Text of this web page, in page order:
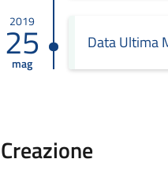
2019
25
mag
Data Ultima
Creazione